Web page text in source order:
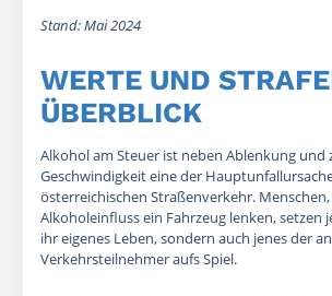
Stand: Mai 2024
WERTE UND
ÜBERBLICK
Alkohol am Steuer ist neben Ablenkung und
Geschwindigkeit eine der
österreichischen Straßenverkehr.
Alkoholeinfluss ein Fahrzeug lenken, setzen
ihr eigenes Leben, sondern auch jenes der
Verkehrsteilnehmer aufs Spiel.